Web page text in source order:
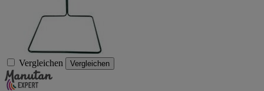
Vergleichen Vergleichen